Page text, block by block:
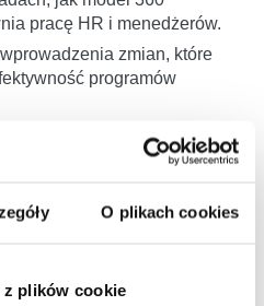
O plikach cookies
plików cookie
pracę HR i menedżerów.
zmian, które
programów
Ciebie, jeśli…
praktycznego modelu
jakie umiejętności